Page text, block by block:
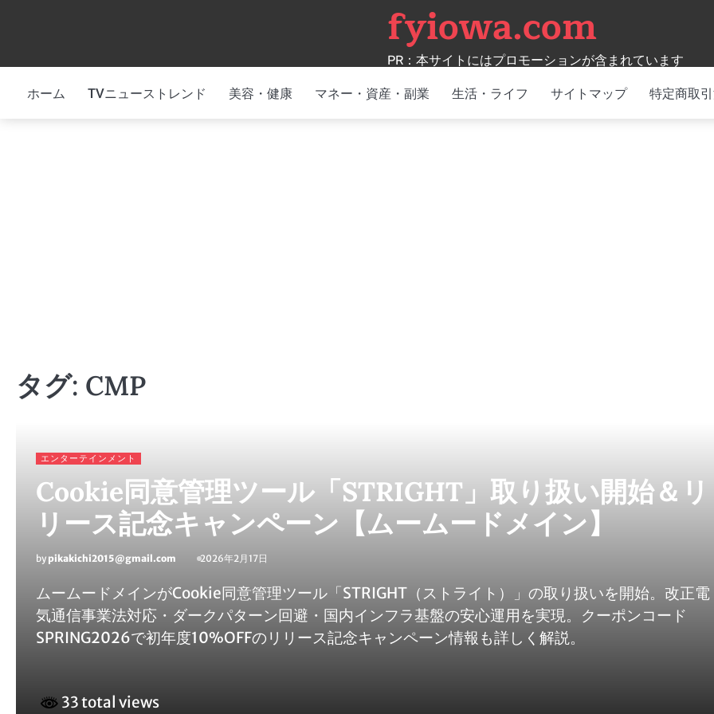
fyiowa.com
PR：本サイトにはプロモーションが含まれています
ホーム TVニューストレンド 美容・健康 マネー・資産・副業 生活・ライフ サイトマップ 特定商取
タグ: CMP
エンターテインメント
Cookie同意管理ツール「STRIGHT」取り扱い開始＆リ
リース記念キャンペーン【ムームードメイン】
by pikakichi2015@gmail.com 2026年2月17日
ムームードメインがCookie同意管理ツール「STRIGHT（ストライト）」の取り扱いを開始。改正電
気通信事業法対応・ダークパターン回避・国内インフラ基盤の安心運用を実現。クーポンコード
SPRING2026で初年度10%OFFのリリース記念キャンペーン情報も詳しく解説。
33 total views